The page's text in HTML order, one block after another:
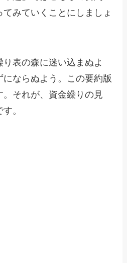
みていくことにしましょ
表の森に迷い込まぬよ
にならぬよう。この要約版
それが、資金繰りの見
。